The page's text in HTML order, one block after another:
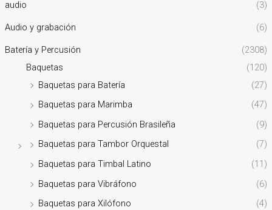
audio (3)
Audio y grabación (6)
Batería y Percusión
(2308)
Baquetas
(120)
Baquetas para Batería
(27)
Baquetas para Marimba
(47)
Baquetas para Percusión Brasileña
(9)
Baquetas para Tambor Orquestal
(7)
Baquetas para Timbal Latino
(11)
Baquetas para Vibráfono
(6)
Baquetas para Xilófono
(4)